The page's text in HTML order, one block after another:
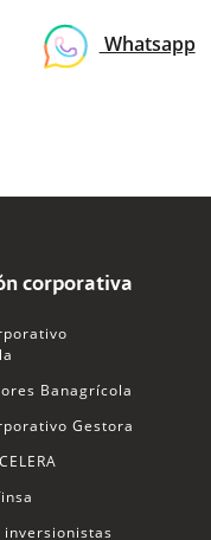
Whatsapp
corporativa
Banagrícola
Gestora
inversionistas